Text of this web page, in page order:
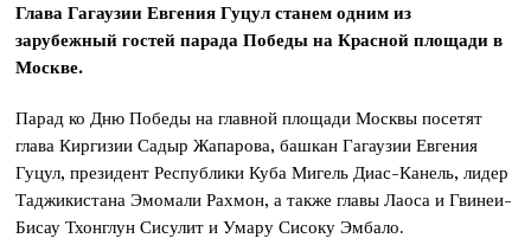
Глава Гагаузии Евгения Гуцул станем одним из
зарубежный гостей парада Победы на Красной площади в
Москве.
Парад ко Дню Победы на главной площади Москвы посетят
глава Киргизии Садыр Жапарова, башкан Гагаузии Евгения
Гуцул, президент Республики Куба Мигель Диас-Канель, лидер
Таджикистана Эмомали Рахмон, а также главы Лаоса и Гвинеи-
Бисау Тхонглун Сисулит и Умару Сисоку Эмбало.